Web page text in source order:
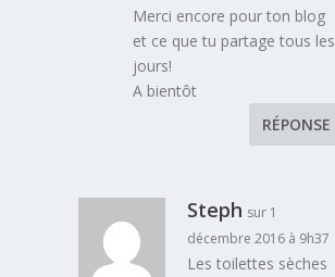
Merci encore pour ton blog
et ce que tu partage tous les
jours!
A bientôt
RÉPONSE
Steph sur 1
décembre 2016 à 9h37
Les toilettes sèches